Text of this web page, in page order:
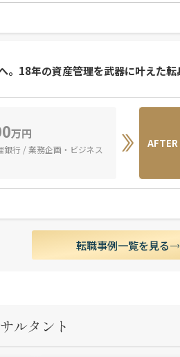
。18年の資産管理を武器に叶えた転
万円
銀行 / 業務企画・ビジネス
AFTER
転職事例一覧を見る
ルタント